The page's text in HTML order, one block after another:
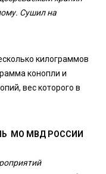
Сушил на
килограммов
конопли и
вес которого в
МО МВД РОССИИ